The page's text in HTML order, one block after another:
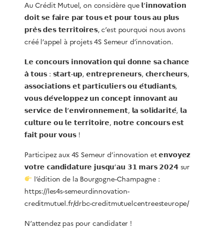
Au Crédit Mutuel, on considère que 𝗹’𝗶𝗻𝗻𝗼𝘃𝗮𝘁𝗶𝗼𝗻
𝗱𝗼𝗶𝘁 𝘀𝗲 𝗳𝗮𝗶𝗿𝗲 𝗽𝗮𝗿 𝘁𝗼𝘂𝘀 𝗲𝘁 𝗽𝗼𝘂𝗿 𝘁𝗼𝘂𝘀 𝗮𝘂 𝗽𝗹𝘂𝘀
𝗽𝗿𝗲̀𝘀 𝗱𝗲𝘀 𝘁𝗲𝗿𝗿𝗶𝘁𝗼𝗶𝗿𝗲𝘀, c’est pourquoi nous avons
créé l’appel à projets 4S Semeur d’innovation.
𝗟𝗲 𝗰𝗼𝗻𝗰𝗼𝘂𝗿𝘀 𝗶𝗻𝗻𝗼𝘃𝗮𝘁𝗶𝗼𝗻 𝗾𝘂𝗶 𝗱𝗼𝗻𝗻𝗲 𝘀𝗮 𝗰𝗵𝗮𝗻𝗰𝗲
𝗮̀ 𝘁𝗼𝘂𝘀 : 𝘀𝘁𝗮𝗿𝘁-𝘂𝗽, 𝗲𝗻𝘁𝗿𝗲𝗽𝗿𝗲𝗻𝗲𝘂𝗿𝘀, 𝗰𝗵𝗲𝗿𝗰𝗵𝗲𝘂𝗿𝘀,
𝗮𝘀𝘀𝗼𝗰𝗶𝗮𝘁𝗶𝗼𝗻𝘀 𝗲𝘁 𝗽𝗮𝗿𝘁𝗶𝗰𝘂𝗹𝗶𝗲𝗿𝘀 𝗼𝘂 𝗲́𝘁𝘂𝗱𝗶𝗮𝗻𝘁𝘀,
𝘃𝗼𝘂𝘀 𝗱𝗲́𝘃𝗲𝗹𝗼𝗽𝗽𝗲𝘇 𝘂𝗻 𝗰𝗼𝗻𝗰𝗲𝗽𝘁 𝗶𝗻𝗻𝗼𝘃𝗮𝗻𝘁 𝗮𝘂
𝘀𝗲𝗿𝘃𝗶𝗰𝗲 𝗱𝗲 𝗹’𝗲𝗻𝘃𝗶𝗿𝗼𝗻𝗻𝗲𝗺𝗲𝗻𝘁, 𝗹𝗮 𝘀𝗼𝗹𝗶𝗱𝗮𝗿𝗶𝘁𝗲́, 𝗹𝗮
𝗰𝘂𝗹𝘁𝘂𝗿𝗲 𝗼𝘂 𝗹𝗲 𝘁𝗲𝗿𝗿𝗶𝘁𝗼𝗶𝗿𝗲, 𝗻𝗼𝘁𝗿𝗲 𝗰𝗼𝗻𝗰𝗼𝘂𝗿𝘀 𝗲𝘀𝘁
𝗳𝗮𝗶𝘁 𝗽𝗼𝘂𝗿 𝘃𝗼𝘂𝘀 !
Participez aux 4S Semeur d’innovation et 𝗲𝗻𝘃𝗼𝘆𝗲𝘇
𝘃𝗼𝘁𝗿𝗲 𝗰𝗮𝗻𝗱𝗶𝗱𝗮𝘁𝘂𝗿𝗲 𝗷𝘂𝘀𝗾𝘂’𝗮𝘂 𝟯𝟭 𝗺𝗮𝗿𝘀 𝟮𝟬𝟮𝟰 sur
l’édition de la Bourgogne-Champagne :
https://les4s-semeurdinnovation-
creditmutuel.fr/drbc-creditmutuelcentreesteurope/
N’attendez pas pour candidater !